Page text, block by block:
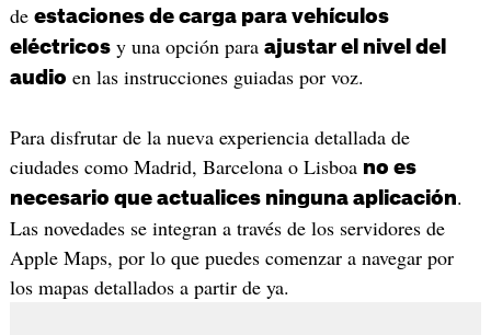
de estaciones de carga para vehículos
eléctricosy una opción para ajustar el nivel del
audio en las instrucciones guiadas por voz.
Para disfrutar de la nueva experiencia detallada de
ciudades como Madrid, Barcelona o Lisboa no es
necesario que actualices ninguna aplicación.
Las novedades se integran a través de los servidores de
Apple Maps, por lo que puedes comenzar a navegar por
los mapas detallados a partir de ya.